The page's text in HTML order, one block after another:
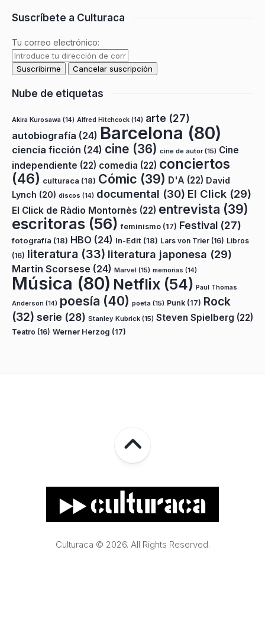
Suscríbete a Culturaca
Tu correo electrónico:
Nube de etiquetas
Akira Kurosawa (14) Alfred Hitchcock (14) arte (27)
autobiografía (24) Barcelona (80)
ciencia ficción (24) cine (36) cine de autor(15) Cine
independiente (22) comedia (22) conciertos
(46) culturaca (18) Cómic (39) D'A (22) David
Lynch (20) discos (14) documental (30) El Click (29)
El Click de Ràdio Montornès (22) entrevista (39)
escritoras (56) feminismo (17) Festival (27)
fotografía (18) HBO (24) In-Edit (18) Lars von Trier (16) Libros
(16) literatura (33) literatura japonesa (29)
Martin Scorsese (24) Marvel (15) memorias (14)
Música (80) Netflix (54) Paul Thomas
Anderson (14) poesía (40) poeta (15) Punk (17) Rock
(32) serie (28) Stanley Kubrick (15) Steven Spielberg (22)
Teatro (16) Werner Herzog (17)
Culturaca © 2026. All Rights Reserved.